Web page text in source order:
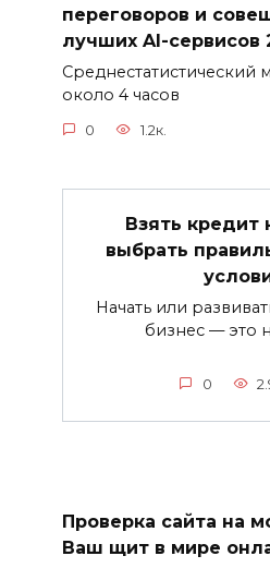
переговоров и
лучших AI-сервисов
Среднестатистический
около 4 часов
0 1.2к.
Взять кредит
выбрать
Начать или
бизнес — это
0
Проверка сайта на
Ваш щит в мире